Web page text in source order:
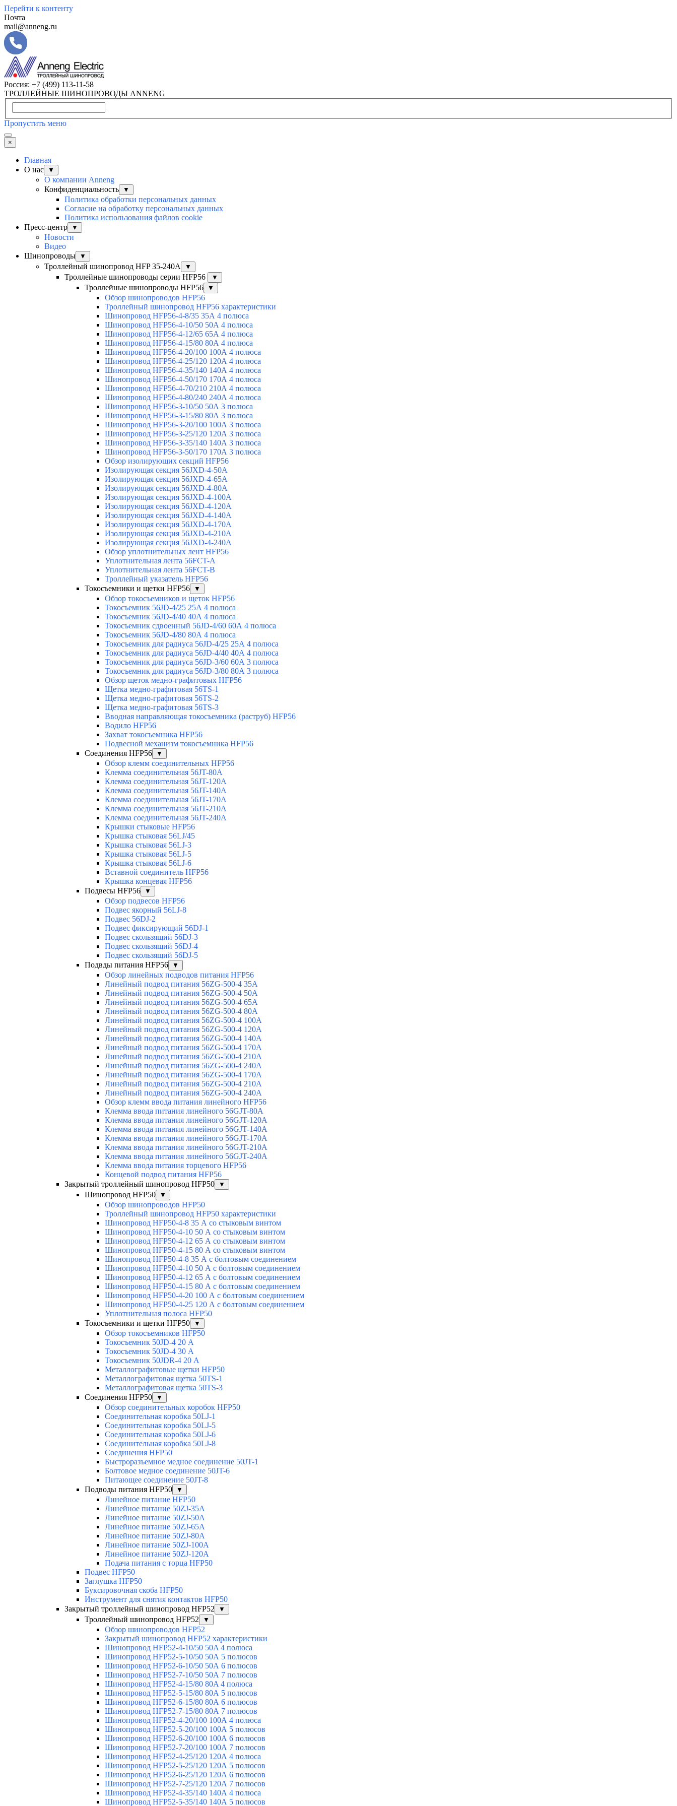
Перейти к контенту
Почта
mail@anneng.ru
Россия: +7 (499) 113-11-58
ТРОЛЛЕЙНЫЕ ШИНОПРОВОДЫ ANNENG
Пропустить меню
×
Главная
О нас
▼
О компании Anneng
Конфиденциальность
▼
Политика обработки персональных данных
Согласие на обработку персональных данных
Политика использования файлов cookie
Пресс-центр
▼
Новости
Видео
Шинопроводы
▼
Троллейный шинопровод HFP 35-240А ▼
Троллейные шинопроводы серии HFP56 ▼
Троллейные шинопроводы HFP56 ▼
Обзор шинопроводов HFP56
Троллейный шинопровод HFP56 характеристики
Шинопровод HFP56-4-8/35 35А 4 полюса
Шинопровод HFP56-4-10/50 50А 4 полюса
Шинопровод HFP56-4-12/65 65А 4 полюса
Шинопровод HFP56-4-15/80 80А 4 полюса
Шинопровод HFP56-4-20/100 100А 4 полюса
Шинопровод HFP56-4-25/120 120А 4 полюса
Шинопровод HFP56-4-35/140 140А 4 полюса
Шинопровод HFP56-4-50/170 170А 4 полюса
Шинопровод HFP56-4-70/210 210А 4 полюса
Шинопровод HFP56-4-80/240 240А 4 полюса
Шинопровод HFP56-3-10/50 50А 3 полюса
Шинопровод HFP56-3-15/80 80А 3 полюса
Шинопровод HFP56-3-20/100 100А 3 полюса
Шинопровод HFP56-3-25/120 120А 3 полюса
Шинопровод HFP56-3-35/140 140А 3 полюса
Шинопровод HFP56-3-50/170 170А 3 полюса
Обзор изолирующих секций HFP56
Изолирующая секция 56JXD-4-50A
Изолирующая секция 56JXD-4-65A
Изолирующая секция 56JXD-4-80A
Изолирующая секция 56JXD-4-100A
Изолирующая секция 56JXD-4-120A
Изолирующая секция 56JXD-4-140A
Изолирующая секция 56JXD-4-170A
Изолирующая секция 56JXD-4-210A
Изолирующая секция 56JXD-4-240A
Обзор уплотнительных лент HFP56
Уплотнительная лента 56FCT-A
Уплотнительная лента 56FCT-B
Троллейный указатель HFP56
Токосъемники и щетки HFP56
▼
Обзор токосъемников и щеток HFP56
Токосъемник 56JD-4/25 25А 4 полюса
Токосъемник 56JD-4/40 40А 4 полюса
Токосъемник сдвоенный 56JD-4/60 60А 4 полюса
Токосъемник 56JD-4/80 80А 4 полюса
Токосъемник для радиуса 56JD-4/25 25А 4 полюса
Токосъемник для радиуса 56JD-4/40 40А 4 полюса
Токосъемник для радиуса 56JD-3/60 60А 3 полюса
Токосъемник для радиуса 56JD-3/80 80А 3 полюса
Обзор щеток медно-графитовых HFP56
Щетка медно-графитовая 56TS-1
Щетка медно-графитовая 56TS-2
Щетка медно-графитовая 56TS-3
Вводная направляющая токосъемника (раструб) HFP56
Водило HFP56
Захват токосъемника HFP56
Подвесной механизм токосъемника HFP56
Соединения HFP56
▼
Обзор клемм соединительных HFP56
Клемма соединительная 56JT-80A
Клемма соединительная 56JT-120A
Клемма соединительная 56JT-140A
Клемма соединительная 56JT-170A
Клемма соединительная 56JT-210A
Клемма соединительная 56JT-240A
Крышки стыковые HFP56
Крышка стыковая 56LJ/45
Крышка стыковая 56LJ-3
Крышка стыковая 56LJ-5
Крышка стыковая 56LJ-6
Вставной соединитель HFP56
Крышка концевая HFP56
Подвесы HFP56
▼
Обзор подвесов HFP56
Подвес якорный 56LJ-8
Подвес 56DJ-2
Подвес фиксирующий 56DJ-1
Подвес скользящий 56DJ-3
Подвес скользящий 56DJ-4
Подвес скользящий 56DJ-5
Подвды питания HFP56
▼
Обзор линейных подводов питания HFP56
Линейный подвод питания 56ZG-500-4 35A
Линейный подвод питания 56ZG-500-4 50A
Линейный подвод питания 56ZG-500-4 65A
Линейный подвод питания 56ZG-500-4 80A
Линейный подвод питания 56ZG-500-4 100A
Линейный подвод питания 56ZG-500-4 120A
Линейный подвод питания 56ZG-500-4 140A
Линейный подвод питания 56ZG-500-4 170A
Линейный подвод питания 56ZG-500-4 210A
Линейный подвод питания 56ZG-500-4 240A
Линейный подвод питания 56ZG-500-4 170A
Линейный подвод питания 56ZG-500-4 210A
Линейный подвод питания 56ZG-500-4 240A
Обзор клемм ввода питания линейного HFP56
Клемма ввода питания линейного 56GJT-80A
Клемма ввода питания линейного 56GJT-120A
Клемма ввода питания линейного 56GJT-140A
Клемма ввода питания линейного 56GJT-170A
Клемма ввода питания линейного 56GJT-210A
Клемма ввода питания линейного 56GJT-240A
Клемма ввода питания торцевого HFP56
Концевой подвод питания HFP56
Закрытый троллейный шинопровод HFP50
▼
Шинопровод HFP50 ▼
Обзор шинопроводов HFP50
Троллейный шинопровод HFP50 характеристики
Шинопровод HFP50-4-8 35 А со стыковым винтом
Шинопровод HFP50-4-10 50 А со стыковым винтом
Шинопровод HFP50-4-12 65 А со стыковым винтом
Шинопровод HFP50-4-15 80 А со стыковым винтом
Шинопровод HFP50-4-8 35 А с болтовым соединением
Шинопровод HFP50-4-10 50 А с болтовым соединением
Шинопровод HFP50-4-12 65 А с болтовым соединением
Шинопровод HFP50-4-15 80 А с болтовым соединением
Шинопровод HFP50-4-20 100 А с болтовым соединением
Шинопровод HFP50-4-25 120 А с болтовым соединением
Уплотнительная полоса HFP50
Токосъемники и щетки HFP50
▼
Обзор токосъемников HFP50
Токосъемник 50JD-4 20 А
Токосъемник 50JD-4 30 А
Токосъемник 50JDR-4 20 А
Металлографитовые щетки HFP50
Металлографитовая щетка 50TS-1
Металлографитовая щетка 50TS-3
Соединения HFP50
▼
Обзор соединительных коробок HFP50
Соединительная коробка 50LJ-1
Соединительная коробка 50LJ-5
Соединительная коробка 50LJ-6
Соединительная коробка 50LJ-8
Соединения HFP50
Быстроразъемное медное соединение 50JT-1
Болтовое медное соединение 50JT-6
Питающее соединение 50JT-8
Подводы питания HFP50
▼
Линейное питание HFP50
Линейное питание 50ZJ-35A
Линейное питание 50ZJ-50A
Линейное питание 50ZJ-65A
Линейное питание 50ZJ-80A
Линейное питание 50ZJ-100A
Линейное питание 50ZJ-120A
Подача питания с торца HFP50
Подвес HFP50
Заглушка HFP50
Буксировочная скоба HFP50
Инструмент для снятия контактов HFP50
Закрытый троллейный шинопровод HFP52
▼
Троллейный шинопровод HFP52 ▼
Обзор шинопроводов HFP52
Закрытый шинопровод HFP52 характеристики
Шинопровод HFP52-4-10/50 50A 4 полюса
Шинопровод HFP52-5-10/50 50А 5 полюсов
Шинопровод HFP52-6-10/50 50А 6 полюсов
Шинопровод HFP52-7-10/50 50А 7 полюсов
Шинопровод HFP52-4-15/80 80A 4 полюса
Шинопровод HFP52-5-15/80 80А 5 полюсов
Шинопровод HFP52-6-15/80 80А 6 полюсов
Шинопровод HFP52-7-15/80 80А 7 полюсов
Шинопровод HFP52-4-20/100 100А 4 полюса
Шинопровод HFP52-5-20/100 100А 5 полюсов
Шинопровод HFP52-6-20/100 100А 6 полюсов
Шинопровод HFP52-7-20/100 100А 7 полюсов
Шинопровод HFP52-4-25/120 120А 4 полюса
Шинопровод HFP52-5-25/120 120А 5 полюсов
Шинопровод HFP52-6-25/120 120А 6 полюсов
Шинопровод HFP52-7-25/120 120А 7 полюсов
Шинопровод HFP52-4-35/140 140А 4 полюса
Шинопровод HFP52-5-35/140 140А 5 полюсов